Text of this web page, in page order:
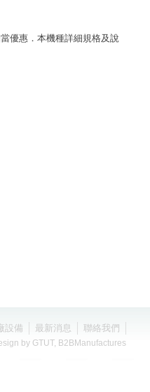
優惠．本機種詳細規格及說
聯絡我們
最新消息
設備
by GTUT, B2BManufactures